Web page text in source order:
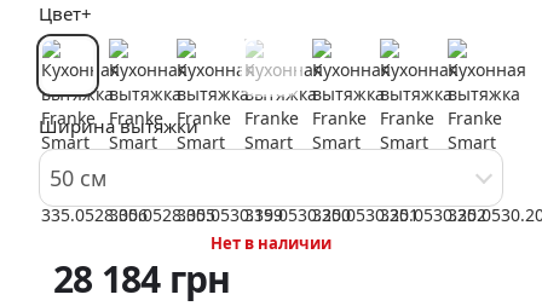
Цвет+
Ширина вытяжки
50 см
Нет в наличии
28 184 грн